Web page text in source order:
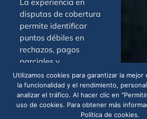
La experiencia en
disputas de cobertura
permite identificar
puntos débiles en
rechazos, pagos
parciales y
apelaciones. En
Tarpon Springs, la
prioridad es que cada
persona reciba una
Utilizamos cookies para garantizar la mejor
la funcionalidad y el rendimiento,
analizar el tráfico. Al hacer clic en
uso de cookies. Para obtener más
Política de cookies.